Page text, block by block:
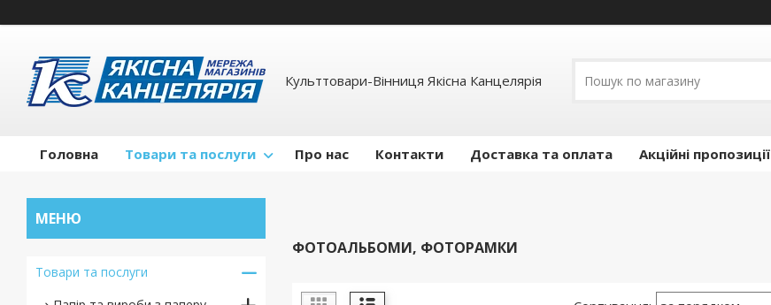
Культтовари-Вінниця Якісна Канцелярія
Головна Товари та послуги Про нас Контакти Доставка та оплата Акційні пропозиції
ФОТОАЛЬБОМИ, ФОТОРАМКИ
Товари та послуги